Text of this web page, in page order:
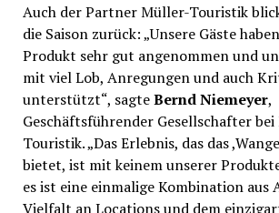
Auch der Partner Müller-Touristik
die Saison zurück: „Unsere Gäste
Produkt sehr gut angenommen und
mit viel Lob, Anregungen und auch
unterstützt“, sagteBernd Niemeyer,
Geschäftsführender Gesellschafter
Touristik. „Das Erlebnis, das das
bietet, ist mit keinem unserer
es ist eine einmalige Kombination aus
Vielfalt an Locations und dem